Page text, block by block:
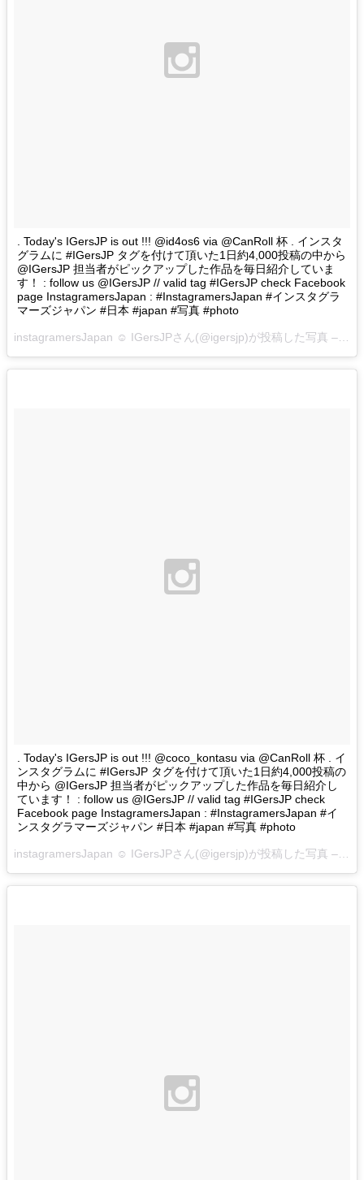
. Today's IGersJP is out !!! @id4os6 via @CanRoll 杯 . インスタ
グラムに #IGersJP タグを付けて頂いた1日約4,000投稿の中から
@IGersJP 担当者がピックアップした作品を毎日紹介していま
す！ : follow us @IGersJP // valid tag #IGersJP check Facebook
page InstagramersJapan : #InstagramersJapan #インスタグラ
マーズジャパン #日本 #japan #写真 #photo
. Today's IGersJP is out !!! @coco_kontasu via @CanRoll 杯 . イ
ンスタグラムに #IGersJP タグを付けて頂いた1日約4,000投稿の
中から @IGersJP 担当者がピックアップした作品を毎日紹介し
ています！ : follow us @IGersJP // valid tag #IGersJP check
Facebook page InstagramersJapan : #InstagramersJapan #イ
ンスタグラマーズジャパン #日本 #japan #写真 #photo